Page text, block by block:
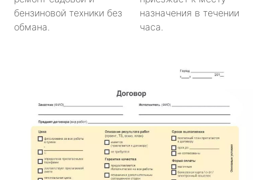
бензиновой техники без
обмана.
назначения в течении
часа.